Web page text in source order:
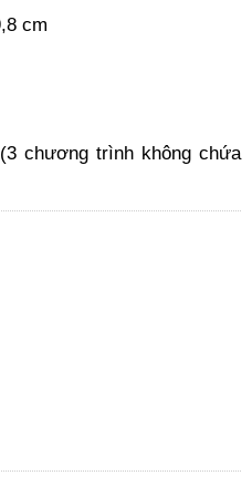
cm
chương trình không chứa